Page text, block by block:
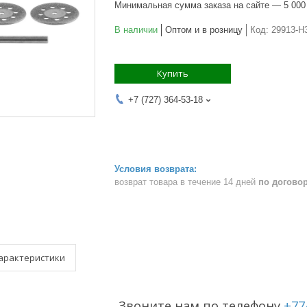
Минимальная сумма заказа на сайте — 5
В наличии Оптом и в розницу Код: 29913-
Купить
+7 (727) 364-53-18
возврат товара в течение 14 дней по